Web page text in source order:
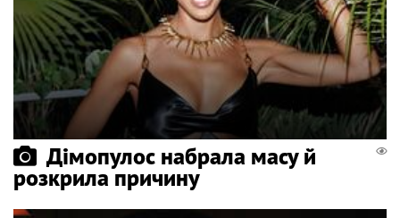
Дімопулос набрала масу й
розкрила причину